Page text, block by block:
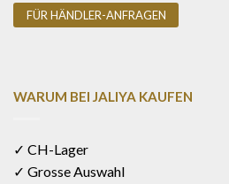
FÜR HÄNDLER-ANFRAGEN
WARUM BEI JALIYA KAUFEN
✓ CH-Lager
✓ Grosse Auswahl